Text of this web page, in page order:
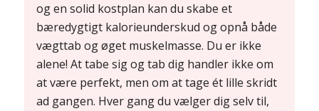
og en solid kostplan kan du skabe et
bæredygtigt kalorieunderskud og opnå både
vægttab og øget muskelmasse. Du er ikke
alene! At tabe sig og tab dig handler ikke om
at være perfekt, men om at tage ét lille skridt
ad gangen. Hver gang du vælger dig selv til,